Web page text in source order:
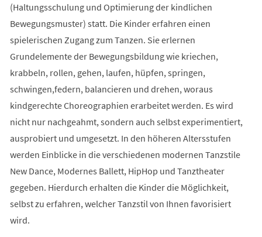
(Haltungsschulung und Optimierung der kindlichen
Bewegungsmuster) statt. Die Kinder erfahren einen
spielerischen Zugang zum Tanzen. Sie erlernen
Grundelemente der Bewegungsbildung wie kriechen,
krabbeln, rollen, gehen, laufen, hüpfen, springen,
schwingen,federn, balancieren und drehen, woraus
kindgerechte Choreographien erarbeitet werden. Es wird
nicht nur nachgeahmt, sondern auch selbst experimentiert,
ausprobiert und umgesetzt. In den höheren Altersstufen
werden Einblicke in die verschiedenen modernen Tanzstile
New Dance, Modernes Ballett, HipHop und Tanztheater
gegeben. Hierdurch erhalten die Kinder die Möglichkeit,
selbst zu erfahren, welcher Tanzstil von Ihnen favorisiert
wird.